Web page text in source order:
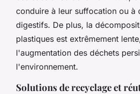
conduire à leur suffocation ou à
digestifs. De plus, la
plastiques est extrêmement
l'augmentation des déchets
l'environnement.
Solutions de recyclage et